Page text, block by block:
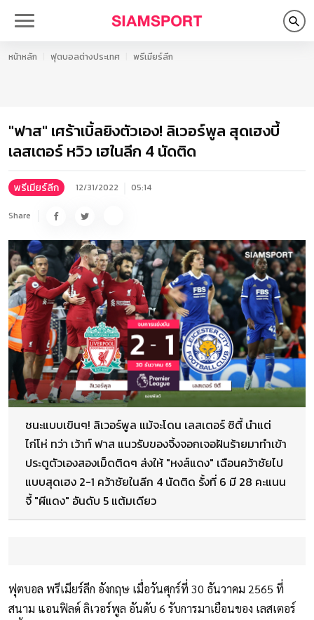
หน้าหลัก ฟุตบอลต่างประเทศ พรีเมียร์ลีก
"ฟาส" เศร้าเบิ้ลยิงตัวเอง! ลิเวอร์พูล สุดเฮงบี้
เลสเตอร์ หวิว เฮในลีก 4 นัดติด
พรีเมียร์ลีก 12/31/2022 05:14
Share
ชนะแบบเขินๆ! ลิเวอร์พูล แม้จะโดน เลสเตอร์ ซิตี้ นำแต่
ไก่โห่ ทว่า เว้าท์ ฟาส แนวรับของจิ้งจอกเจอฝันร้ายมาทำเข้า
ประตูตัวเองสองเม็ดติดๆ ส่งให้ "หงส์แดง" เฉือนคว้าชัยไป
แบบสุดเฮง 2-1 คว้าชัยในลีก 4 นัดติด รั้งที่ 6 มี 28 คะแนน
จี้ "ผีแดง" อันดับ 5 แต้มเดียว
ฟุตบอล พรีเมียร์ลีก อังกฤษ เมื่อวันศุกร์ที่ 30 ธันวาคม 2565 ที่
สนาม แอนฟิลด์ ลิเวอร์พูล อันดับ 6 รับการมาเยือนของ เลสเตอร์